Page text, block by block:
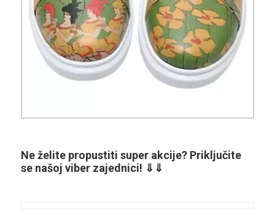
Ne želite propustiti super akcije? Priključite
se našoj viber zajednici! ⇓⇓